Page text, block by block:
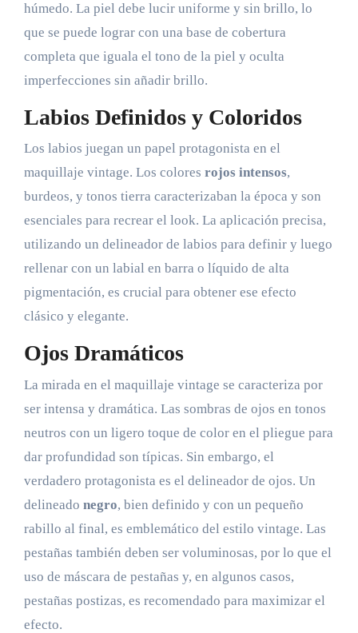
húmedo. La piel debe lucir uniforme y sin brillo, lo
que se puede lograr con una base de cobertura
completa que iguala el tono de la piel y oculta
imperfecciones sin añadir brillo.
Labios Definidos y Coloridos
Los labios juegan un papel protagonista en el
maquillaje vintage. Los colores rojos intensos,
burdeos, y tonos tierra caracterizaban la época y son
esenciales para recrear el look. La aplicación precisa,
utilizando un delineador de labios para definir y luego
rellenar con un labial en barra o líquido de alta
pigmentación, es crucial para obtener ese efecto
clásico y elegante.
Ojos Dramáticos
La mirada en el maquillaje vintage se caracteriza por
ser intensa y dramática. Las sombras de ojos en tonos
neutros con un ligero toque de color en el pliegue para
dar profundidad son típicas. Sin embargo, el
verdadero protagonista es el delineador de ojos. Un
delineado negro, bien definido y con un pequeño
rabillo al final, es emblemático del estilo vintage. Las
pestañas también deben ser voluminosas, por lo que el
uso de máscara de pestañas y, en algunos casos,
pestañas postizas, es recomendado para maximizar el
efecto.